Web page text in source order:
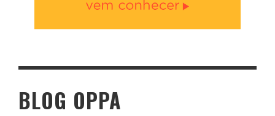
BLOG OPPA